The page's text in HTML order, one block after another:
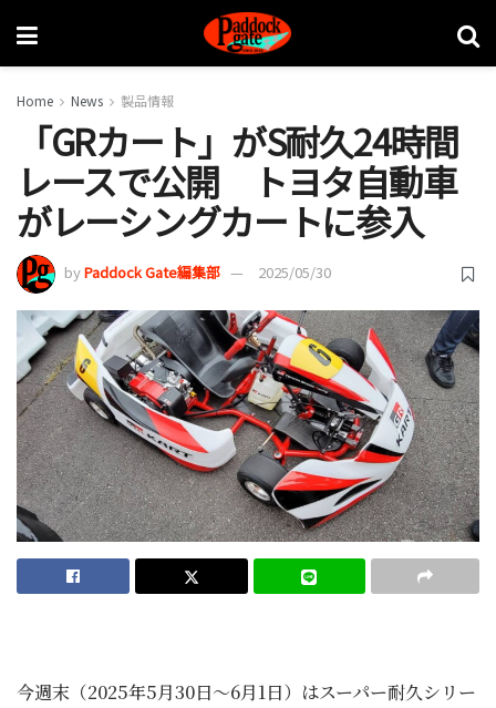
Home News 製品情報
「GRカート」がS耐久24時間
レースで公開 トヨタ自動車
がレーシングカートに参入
byPaddock Gate編集部 2025/05/30
今週末（2025年5月30日～6月1日）はスーパー耐久シリー